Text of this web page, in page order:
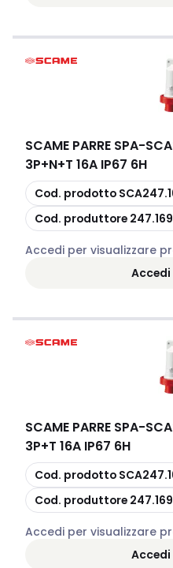
SCAME PARRE SPA-
3P+N+T 16A IP67 6H
copia
Cod. prodotto
copia
Cod. produttore
Accedi per visualizzare
Accedi
SCAME PARRE SPA-
3P+T 16A IP67 6H
copia
Cod. prodotto
copia
Cod. produttore
Accedi per visualizzare
Accedi